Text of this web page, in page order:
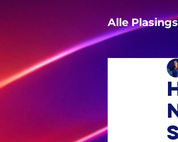
Alle Plasings